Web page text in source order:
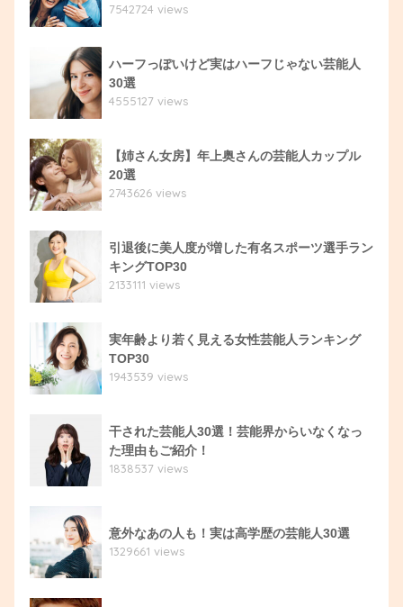
7542724 views
ハーフっぽいけど実はハーフじゃない芸能人
30選
4555127 views
【姉さん女房】年上奥さんの芸能人カップル
20選
2743626 views
引退後に美人度が増した有名スポーツ選手ラン
キングTOP30
2133111 views
実年齢より若く見える女性芸能人ランキング
TOP30
1943539 views
干された芸能人30選！芸能界からいなくなっ
た理由もご紹介！
1838537 views
意外なあの人も！実は高学歴の芸能人30選
1329661 views